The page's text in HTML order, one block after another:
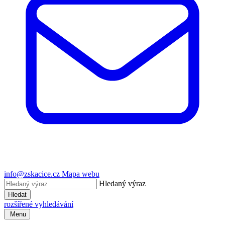
info@zskacice.cz Mapa webu
Hledaný výraz
Hledat
rozšířené vyhledávání
Menu